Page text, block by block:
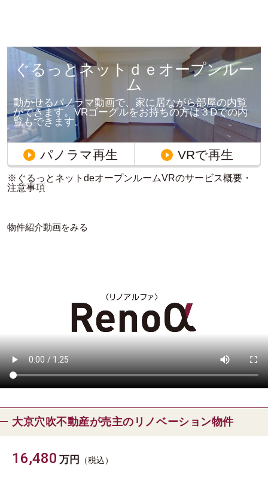
ぐるっとネットｄｅオープンルー
ム
動かせるパノラマ動画で、家に居ながら部屋の内覧
ができます。VRゴーグルをお持ちの方は３Dでの内
覧もできます。
パノラマ再生 VRで再生
※ぐるっとネットdeオープンルームVRのサービス概要・
注意事項
物件紹介動画をみる
大京穴吹不動産が売主のリノベーション物件
16,480 万円 （税込）